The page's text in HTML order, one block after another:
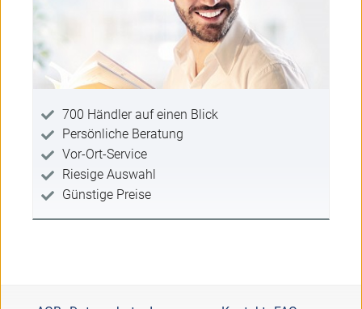
700 Händler auf einen Blick
Persönliche Beratung
Vor-Ort-Service
Riesige Auswahl
Günstige Preise